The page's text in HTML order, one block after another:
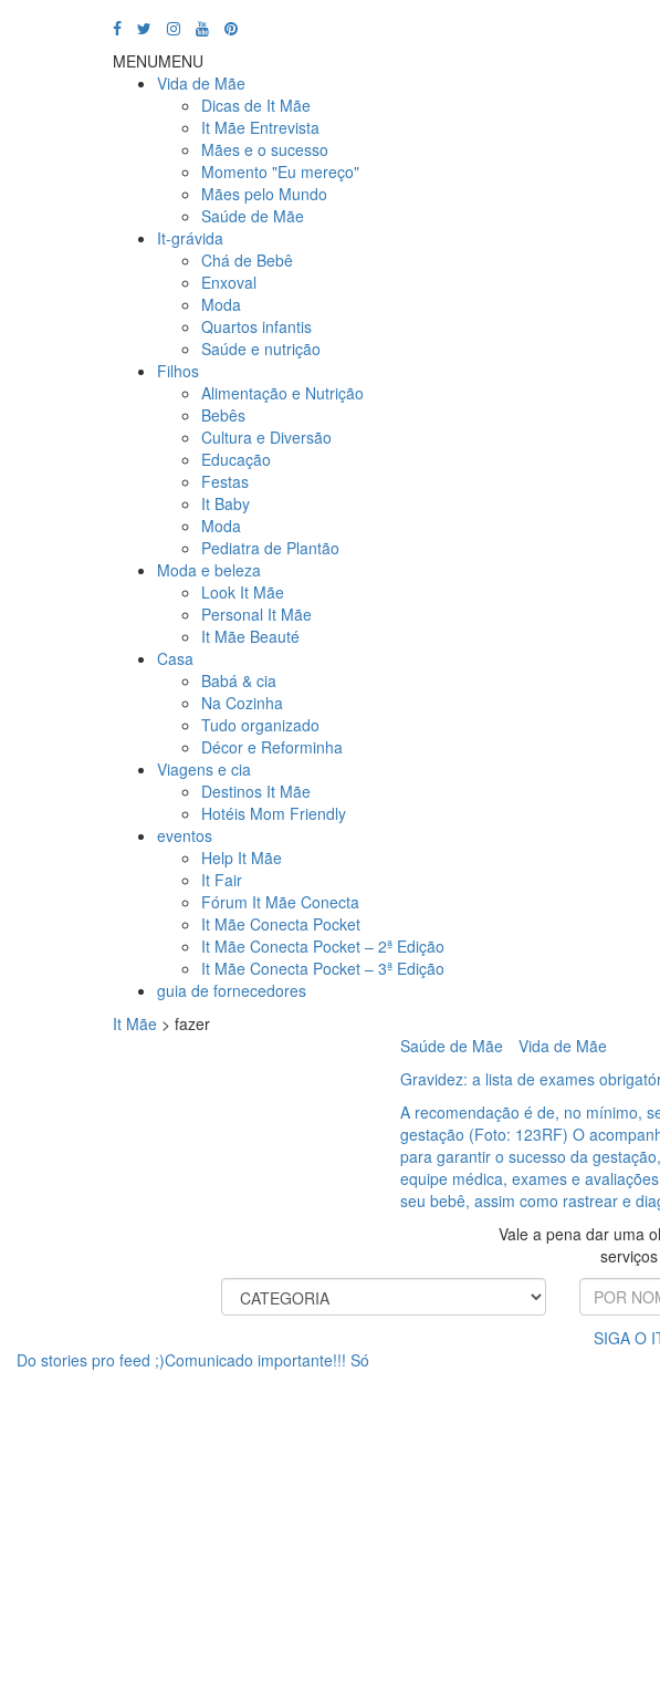
MENUMENU
Vida de Mãe
Dicas de It Mãe
It Mãe Entrevista
Mães e o sucesso
Momento "Eu mereço"
Mães pelo Mundo
Saúde de Mãe
It-grávida
Chá de Bebê
Enxoval
Moda
Quartos infantis
Saúde e nutrição
Filhos
Alimentação e Nutrição
Bebês
Cultura e Diversão
Educação
Festas
It Baby
Moda
Pediatra de Plantão
Moda e beleza
Look It Mãe
Personal It Mãe
It Mãe Beauté
Casa
Babá & cia
Na Cozinha
Tudo organizado
Décor e Reforminha
Viagens e cia
Destinos It Mãe
Hotéis Mom Friendly
eventos
Help It Mãe
It Fair
Fórum It Mãe Conecta
It Mãe Conecta Pocket
It Mãe Conecta Pocket – 2ª Edição
It Mãe Conecta Pocket – 3ª Edição
guia de fornecedores
It Mãe > fazer
Saúde de Mãe
Vida de Mãe
Gravidez: a lista de exames
A recomendação é de, no mínimo,
gestação (Foto: 123RF) O
para garantir o sucesso da
equipe médica, exames e
seu bebê, assim como rastrear e
Vale a pena dar uma
SIGA O
Do stories pro feed ;)Comunicado importante!!! Só